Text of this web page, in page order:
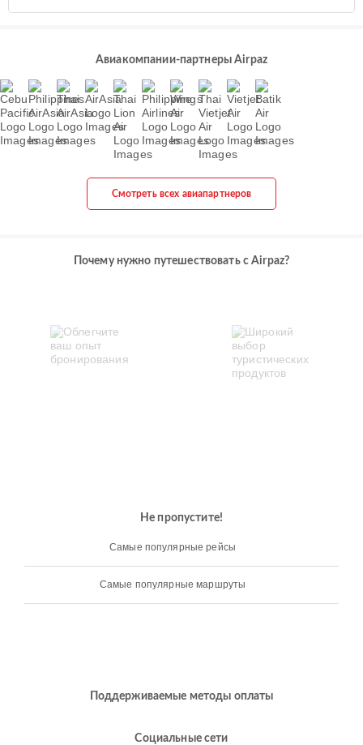
Авиакомпании-партнеры Airpaz
Смотреть всех авиапартнеров
Почему нужно путешествовать с Airpaz?
Не пропустите!
Самые популярные рейсы
Самые популярные маршруты
Поддерживаемые методы оплаты
Социальные сети